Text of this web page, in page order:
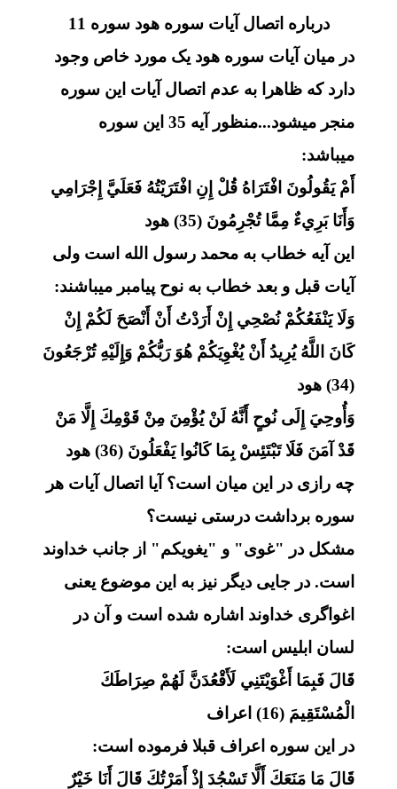
درباره اتصال آیات سوره هود سوره 11
در میان آیات سوره هود یک مورد خاص وجود
دارد که ظاهرا به عدم اتصال آیات این سوره
منجر میشود...منظور آیه 35 این سوره
میباشد:
أَمْ يَقُولُونَ افْتَرَاهُ قُلْ إِنِ افْتَرَيْتُهُ فَعَلَيَّ إِجْرَامِي
وَأَنَا بَرِيءٌ مِمَّا تُجْرِمُونَ (35) هود
این آیه خطاب به محمد رسول الله است ولی
آیات قبل و بعد خطاب به نوح پیامبر میباشند:
وَلَا يَنْفَعُكُمْ نُصْحِي إِنْ أَرَدْتُ أَنْ أَنْصَحَ لَكُمْ إِنْ
كَانَ اللَّهُ يُرِيدُ أَنْ يُغْوِيَكُمْ هُوَ رَبُّكُمْ وَإِلَيْهِ تُرْجَعُونَ
(34) هود
وَأُوحِيَ إِلَى نُوحٍ أَنَّهُ لَنْ يُؤْمِنَ مِنْ قَوْمِكَ إِلَّا مَنْ
قَدْ آمَنَ فَلَا تَبْتَئِسْ بِمَا كَانُوا يَفْعَلُونَ (36) هود
چه رازی در این میان است؟ آیا اتصال آیات هر
سوره برداشت درستی نیست؟
مشکل در "غوی" و "یغویکم" از جانب خداوند
است. در جایی دیگر نیز به این موضوع یعنی
اغواگری خداوند اشاره شده است و آن در
لسان ابلیس است:
قَالَ فَبِمَا أَغْوَيْتَنِي لَأَقْعُدَنَّ لَهُمْ صِرَاطَكَ
الْمُسْتَقِيمَ (16) اعراف
در این سوره اعراف قبلا فرموده است:
قَالَ مَا مَنَعَكَ أَلَّا تَسْجُدَ إِذْ أَمَرْتُكَ قَالَ أَنَا خَيْرٌ